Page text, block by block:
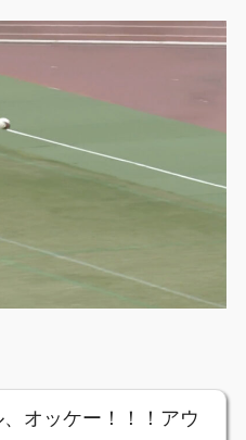
オッケー！！！アウ